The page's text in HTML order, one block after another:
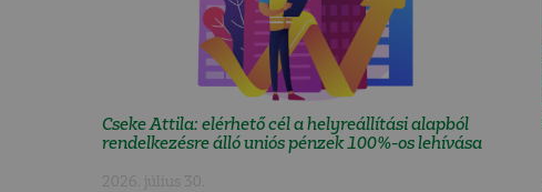
Cseke Attila: elérhető cél a helyreállítási alapból
rendelkezésre álló uniós pénzek 100%-os lehívása
2026. július 30.